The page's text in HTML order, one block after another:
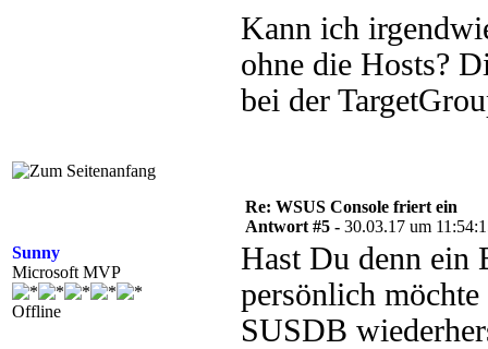
Kann ich
ohne die Hosts?
bei der
Sunny
Microsoft MVP
Offline
Re: WSUS Console friert ein
Antwort #5 - 30.03.17 um
Hast Du denn ein
persönlich
SUSDB